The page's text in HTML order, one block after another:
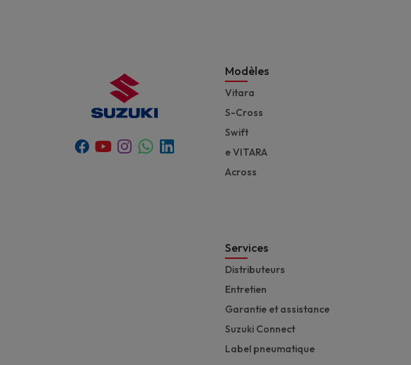
Facebook
YoutubeInstagram
Whatsapp
Linkedin
Modèles
Vitara
S-Cross
Swift
e VITARA
Across
Services
Distributeurs
Entretien
Garantie et assistance
Suzuki Connect
Label pneumatique